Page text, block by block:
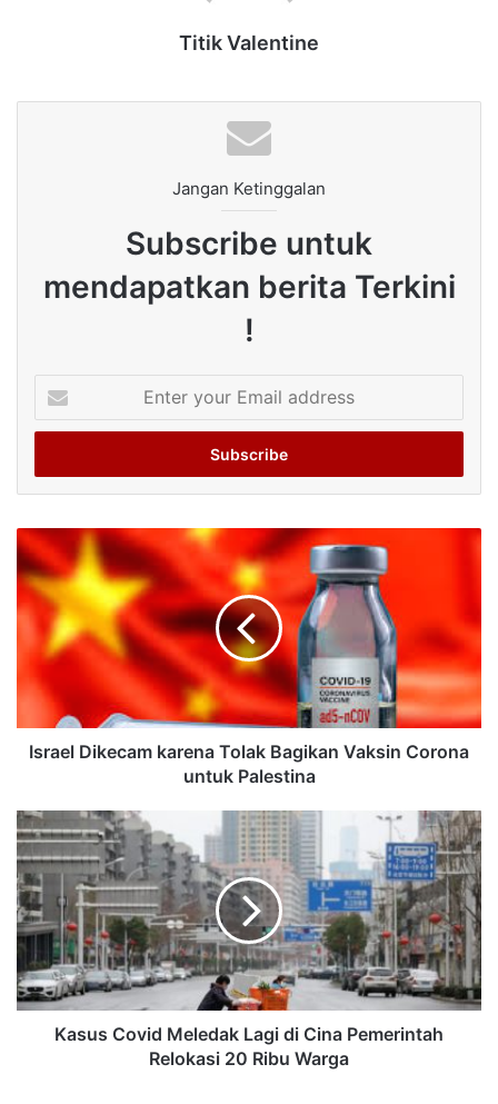
Titik Valentine
Jangan Ketinggalan
Subscribe untuk
mendapatkan berita Terkini
!
your
Email
Israel Dikecam karena Tolak Bagikan Vaksin Corona
untuk Palestina
Kasus Covid Meledak Lagi di Cina Pemerintah
Relokasi 20 Ribu Warga